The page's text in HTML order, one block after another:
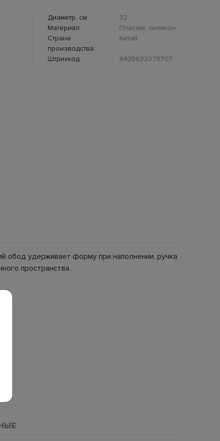
Диаметр, см:
32
Материал:
Пластик, силикон
Страна
производства:
Китай
Штрихкод: 8435632078707
обод удерживает форму при наполнении, ручка
пространства.